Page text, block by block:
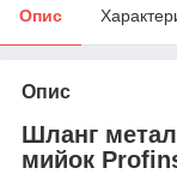
Опис
Опис
Шланг
мийок